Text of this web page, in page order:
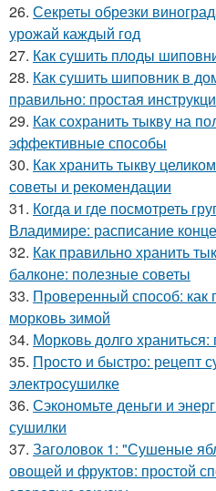
26. Секреты обрезки
урожай каждый год
27. Как сушить плоды
28. Как сушить шиповник в
правильно: простая
29. Как сохранить тыкву на
эффективные способы
30. Как хранить тыкву
советы и рекомендации
31. Когда и где посмотреть
Владимире: расписание
32. Как правильно хранить
балконе: полезные советы
33. Проверенный способ: как
морковь зимой
34. Морковь долго
35. Просто и быстро: рецепт
электросушилке
36. Сэкономьте деньги и
сушилки
37. Заголовок 1: "Сушеные
овощей и фруктов: простой